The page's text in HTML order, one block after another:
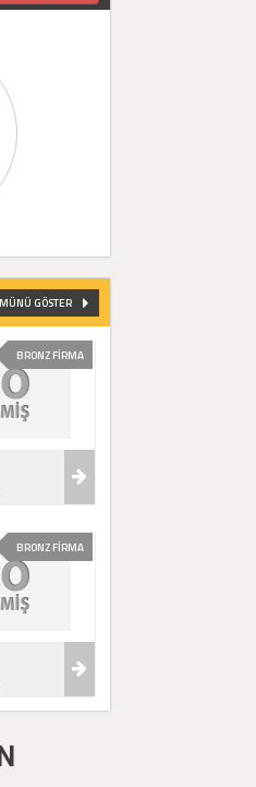
GÖSTER
BRONZ FİRMA
BRONZ FİRMA